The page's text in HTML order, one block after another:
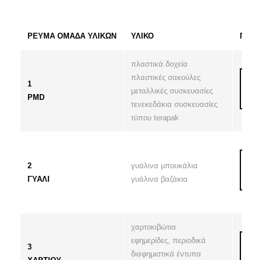
ΡΕYΜΑ ΟΜAΔΑ ΥΛΙΚΩΝ ΥΛΙΚΟ ΠΟΥ
1
PMD
πλαστικά δοχεία
πλαστικές σακούλες
μεταλλικές συσκευασίες
τενεκεδάκια συσκευασίες
τύπου terapak
2
ΓΥΑΛΙ
γυάλινα μπουκάλια
γυάλινα βαζάκια
3
χαρτοκιβώτια
εφημερίδες, περιοδικά
διαφημιστικά έντυπα